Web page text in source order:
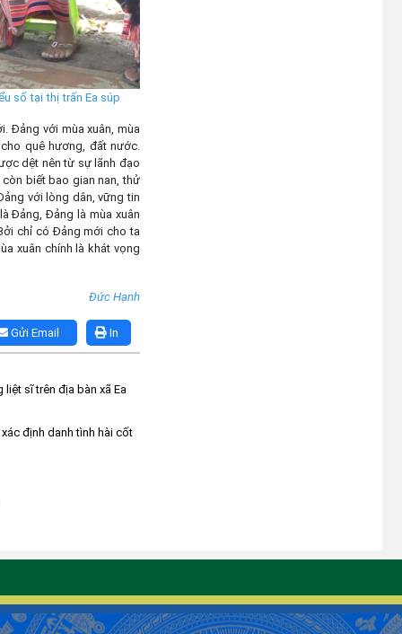
số tại thị trấn Ea súp
Đảng với mùa xuân, mùa
quê hương, đất nước.
dệt nên từ sự lãnh đạo
biết bao gian nan, thử
với lòng dân, vững tin
Đảng, Đảng là mùa xuân
chỉ có Đảng mới cho ta
xuân chính là khát vọng
Đức Hạnh
In
Gửi Email
sĩ trên địa bàn xã Ea
định danh tình hài cốt